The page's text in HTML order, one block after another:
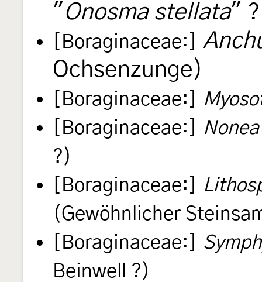
" Onosma stellata"
[Boraginaceae:]
Ochsenzunge)
[Boraginaceae:]
[Boraginaceae:]
?)
[Boraginaceae:]
(Gewöhnlicher
[Boraginaceae:]
Beinwell ?)